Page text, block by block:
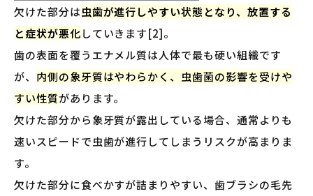
欠けた部分は虫歯が進行しやすい状態となり、放置する
と症状が悪化していきます[2]。
歯の表面を覆うエナメル質は人体で最も硬い組織です
が、 内側の象牙質はやわらかく、虫歯菌の影響を受けや
すい性質があります。
欠けた部分から象牙質が露出している場合、通常よりも
速いスピードで虫歯が進行してしまうリスクが高まりま
す。
欠けた部分に食べかすが詰まりやすい、歯ブラシの毛先